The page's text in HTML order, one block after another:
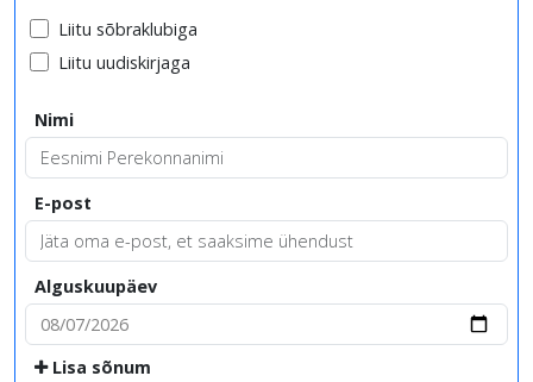
Liitu sõbraklubiga
Liitu uudiskirjaga
Nimi
E-post
Alguskuupäev
Lisa sõnum